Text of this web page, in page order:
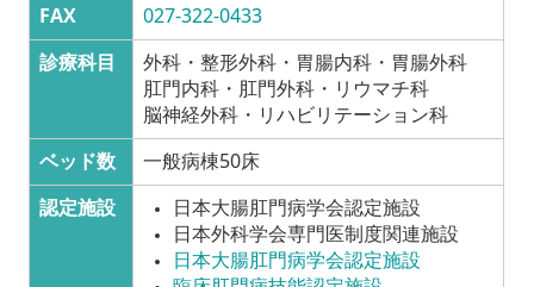
FAX
027-322-0433
診療科目
外科・整形外科・胃腸内科・胃腸外科
肛門内科・肛門外科・リウマチ科
脳神経外科・リハビリテーション科
ベッド数
一般病棟50床
認定施設
日本大腸肛門病学会認定施設
日本外科学会専門医制度関連施設
日本大腸肛門病学会認定施設